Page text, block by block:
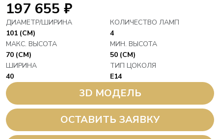
197 655 ₽
ДИАМЕТР/ШИРИНА
101 (СМ)
КОЛИЧЕСТВО ЛАМП
4
МАКС. ВЫСОТА
70 (СМ)
МИН. ВЫСОТА
50 (СМ)
ШИРИНА
40
ТИП ЦОКОЛЯ
E14
3D МОДЕЛЬ
ОСТАВИТЬ ЗАЯВКУ